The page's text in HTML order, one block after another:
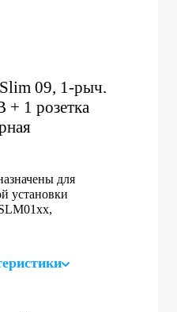
09, 1-рыч.
+ 1 розетка
для
установки